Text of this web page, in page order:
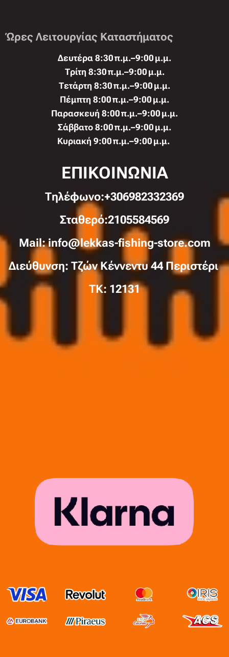
Ώρες Λειτουργίας Καταστήματος
Δευτέρα 8:30 π.μ.–9:00 μ.μ.
Τρίτη 8:30 π.μ.–9:00 μ.μ.
Τετάρτη 8:30 π.μ.–9:00 μ.μ.
Πέμπτη 8:00 π.μ.–9:00 μ.μ.
Παρασκευή 8:00 π.μ.–9:00 μ.μ.
Σάββατο 8:00 π.μ.–9:00 μ.μ.
Κυριακή 9:00 π.μ.–9:00 μ.μ.
ΕΠΙΚΟΙΝΩΝΙΑ
Τηλέφωνo:+306982332369
Σταθερό:2105584569
Mail: info@lekkas-fishing-store.com
Διεύθυνση: Τζών Κέννεντυ 44 Περιστέρι
TK: 12131